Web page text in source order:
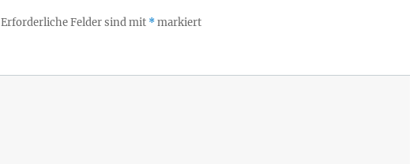
Erforderliche Felder sind mit *markiert